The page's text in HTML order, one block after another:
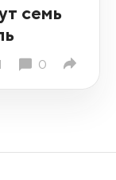
семь
0